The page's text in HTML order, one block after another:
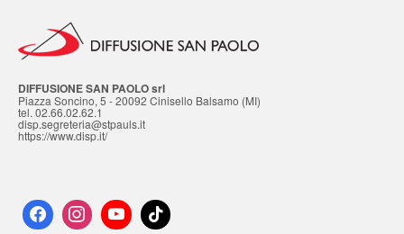
DIFFUSIONE SAN PAOLO srl
Piazza Soncino, 5 - 20092 Cinisello Balsamo (MI)
tel. 02.66.02.62.1
disp.segreteria@stpauls.it
https://www.disp.it/